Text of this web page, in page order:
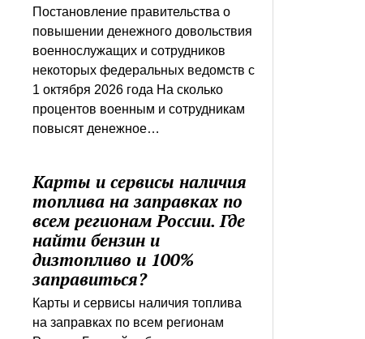
Постановление правительства о
повышении денежного довольствия
военнослужащих и сотрудников
некоторых федеральных ведомств с
1 октября 2026 года На сколько
процентов военным и сотрудникам
повысят денежное…
Карты и сервисы наличия
топлива на заправках по
всем регионам России. Где
найти бензин и
дизтопливо и 100%
заправиться?
Карты и сервисы наличия топлива
на заправках по всем регионам